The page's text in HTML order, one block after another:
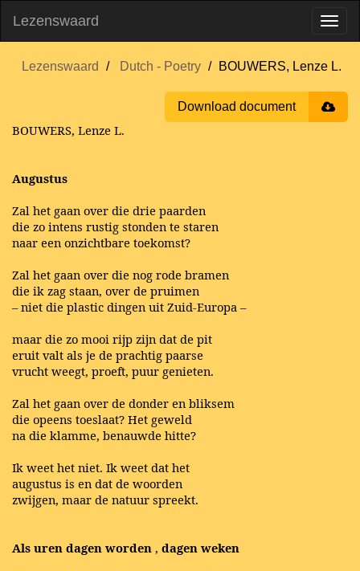
Lezenswaard
Lezenswaard Dutch - Poetry BOUWERS, Lenze L.
Download document
BOUWERS, Lenze L.
Augustus
Zal het gaan over die drie paarden
die zo intens rustig stonden te staren
naar een onzichtbare toekomst?
Zal het gaan over die nog rode bramen
die ik zag staan, over de pruimen
– niet die plastic dingen uit Zuid-Europa –
maar die zo mooi rijp zijn dat de pit
eruit valt als je de prachtig paarse
vrucht weegt, proeft, puur genieten.
Zal het gaan over de donder en bliksem
die opeens toeslaat? Het geweld
na die klamme, benauwde hitte?
Ik weet het niet. Ik weet dat het
augustus is en dat de woorden
zwijgen, maar de natuur spreekt.
Als uren dagen worden , dagen weken